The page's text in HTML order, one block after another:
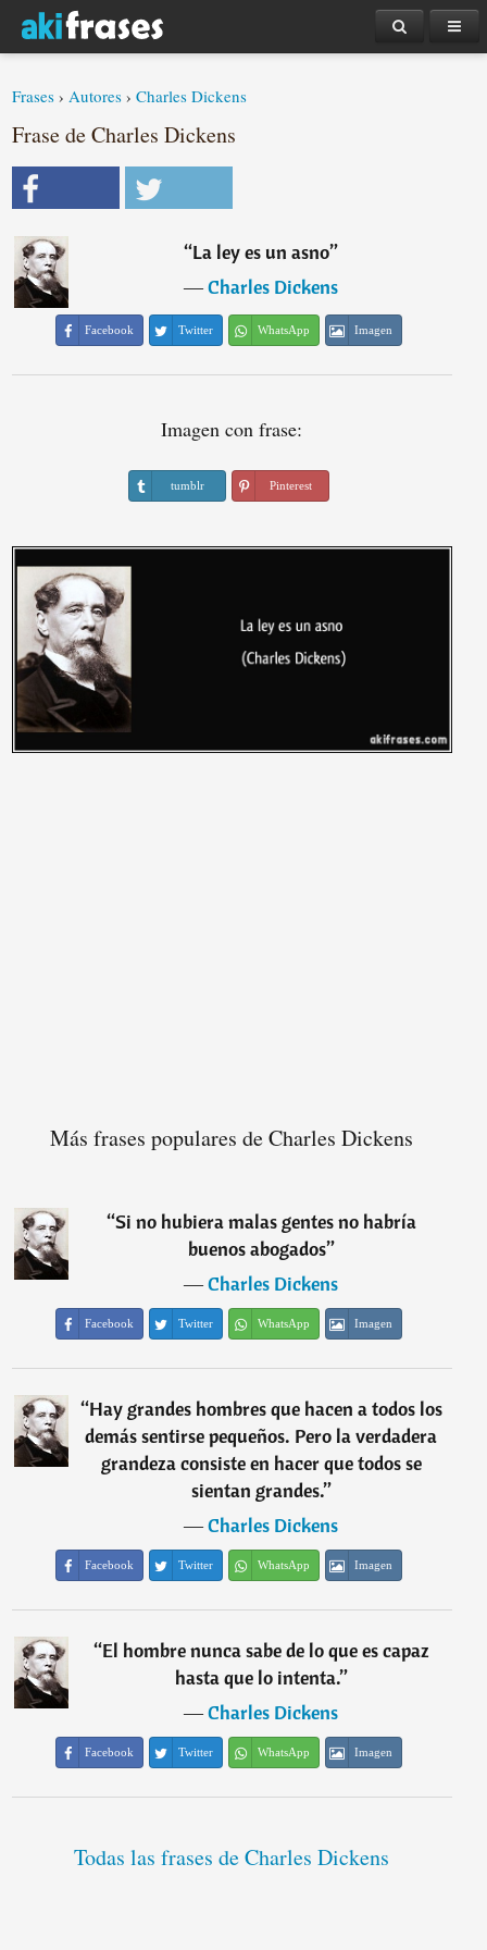
Frases ›Autores ›Charles Dickens
Frase de Charles Dickens
“La ley es un asno”
―Charles Dickens
Facebook Twitter WhatsApp Imagen
Imagen con frase:
tumblr Pinterest
Más frases populares de Charles Dickens
“Si no hubiera malas gentes no habría
buenos abogados”
―Charles Dickens
Facebook Twitter WhatsApp Imagen
“Hay grandes hombres que hacen a todos los
demás sentirse pequeños. Pero la verdadera
grandeza consiste en hacer que todos se
sientan grandes.”
―Charles Dickens
Facebook Twitter WhatsApp Imagen
“El hombre nunca sabe de lo que es capaz
hasta que lo intenta.”
―Charles Dickens
Facebook Twitter WhatsApp Imagen
Todas las frases de Charles Dickens